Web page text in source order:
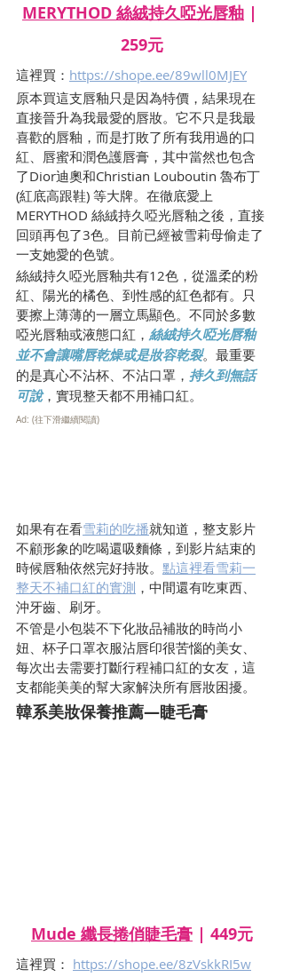
MERYTHOD 絲絨持久啞光唇釉 |
259元
這裡買： https://shope.ee/89wll0MJEY
原本買這支唇釉只是因為特價，結果現在
直接晉升為我最愛的唇妝。它不只是我最
喜歡的唇釉，而是打敗了所有我用過的口
紅、唇蜜和潤色護唇膏，其中當然也包含
了Dior迪奧和Christian Louboutin 魯布丁
(紅底高跟鞋) 等大牌。在徹底愛上
MERYTHOD 絲絨持久啞光唇釉之後，直接
回頭再包了3色。目前已經被雪莉母偷走了
一支她愛的色號。
絲絨持久啞光唇釉共有12色，從溫柔的粉
紅、陽光的橘色、到性感的紅色都有。只
要擦上薄薄的一層立馬顯色。不同於多數
啞光唇釉或液態口紅， 絲絨持久啞光唇釉
並不會讓嘴唇乾燥或是妝容乾裂。最重要
的是真心不沾杯、不沾口罩， 持久到無話
可說，實現整天都不用補口紅。
Ad: (往下滑繼續閱讀)
如果有在看雪莉的吃播就知道，整支影片
不顧形象的吃喝還吸麵條，到影片結束的
時候唇釉依然完好持妝。 點這裡看雪莉一
整天不補口紅的實測 ，中間還有吃東西、
沖牙齒、刷牙。
不管是小包裝不下化妝品補妝的時尚小
妞、杯子口罩衣服沾唇印很苦惱的美女、
每次出去需要打斷行程補口紅的女友，這
支都能美美的幫大家解決所有唇妝困擾。
韓系美妝保養推薦—睫毛膏
Mude 纖長捲俏睫毛膏 | 449元
這裡買： https://shope.ee/8zVskkRI5w